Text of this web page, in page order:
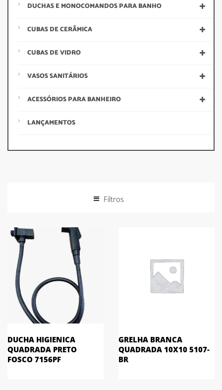
Filtros
DUCHA HIGIENICA
QUADRADA PRETO
FOSCO 7156PF
GRELHA BRANCA
QUADRADA 10X10 5107-
BR
DUCHAS E MONOCOMANDOS PARA BANHO
CUBAS DE CERÂMICA
CUBAS DE VIDRO
VASOS SANITÁRIOS
ACESSÓRIOS PARA BANHEIRO
LANÇAMENTOS